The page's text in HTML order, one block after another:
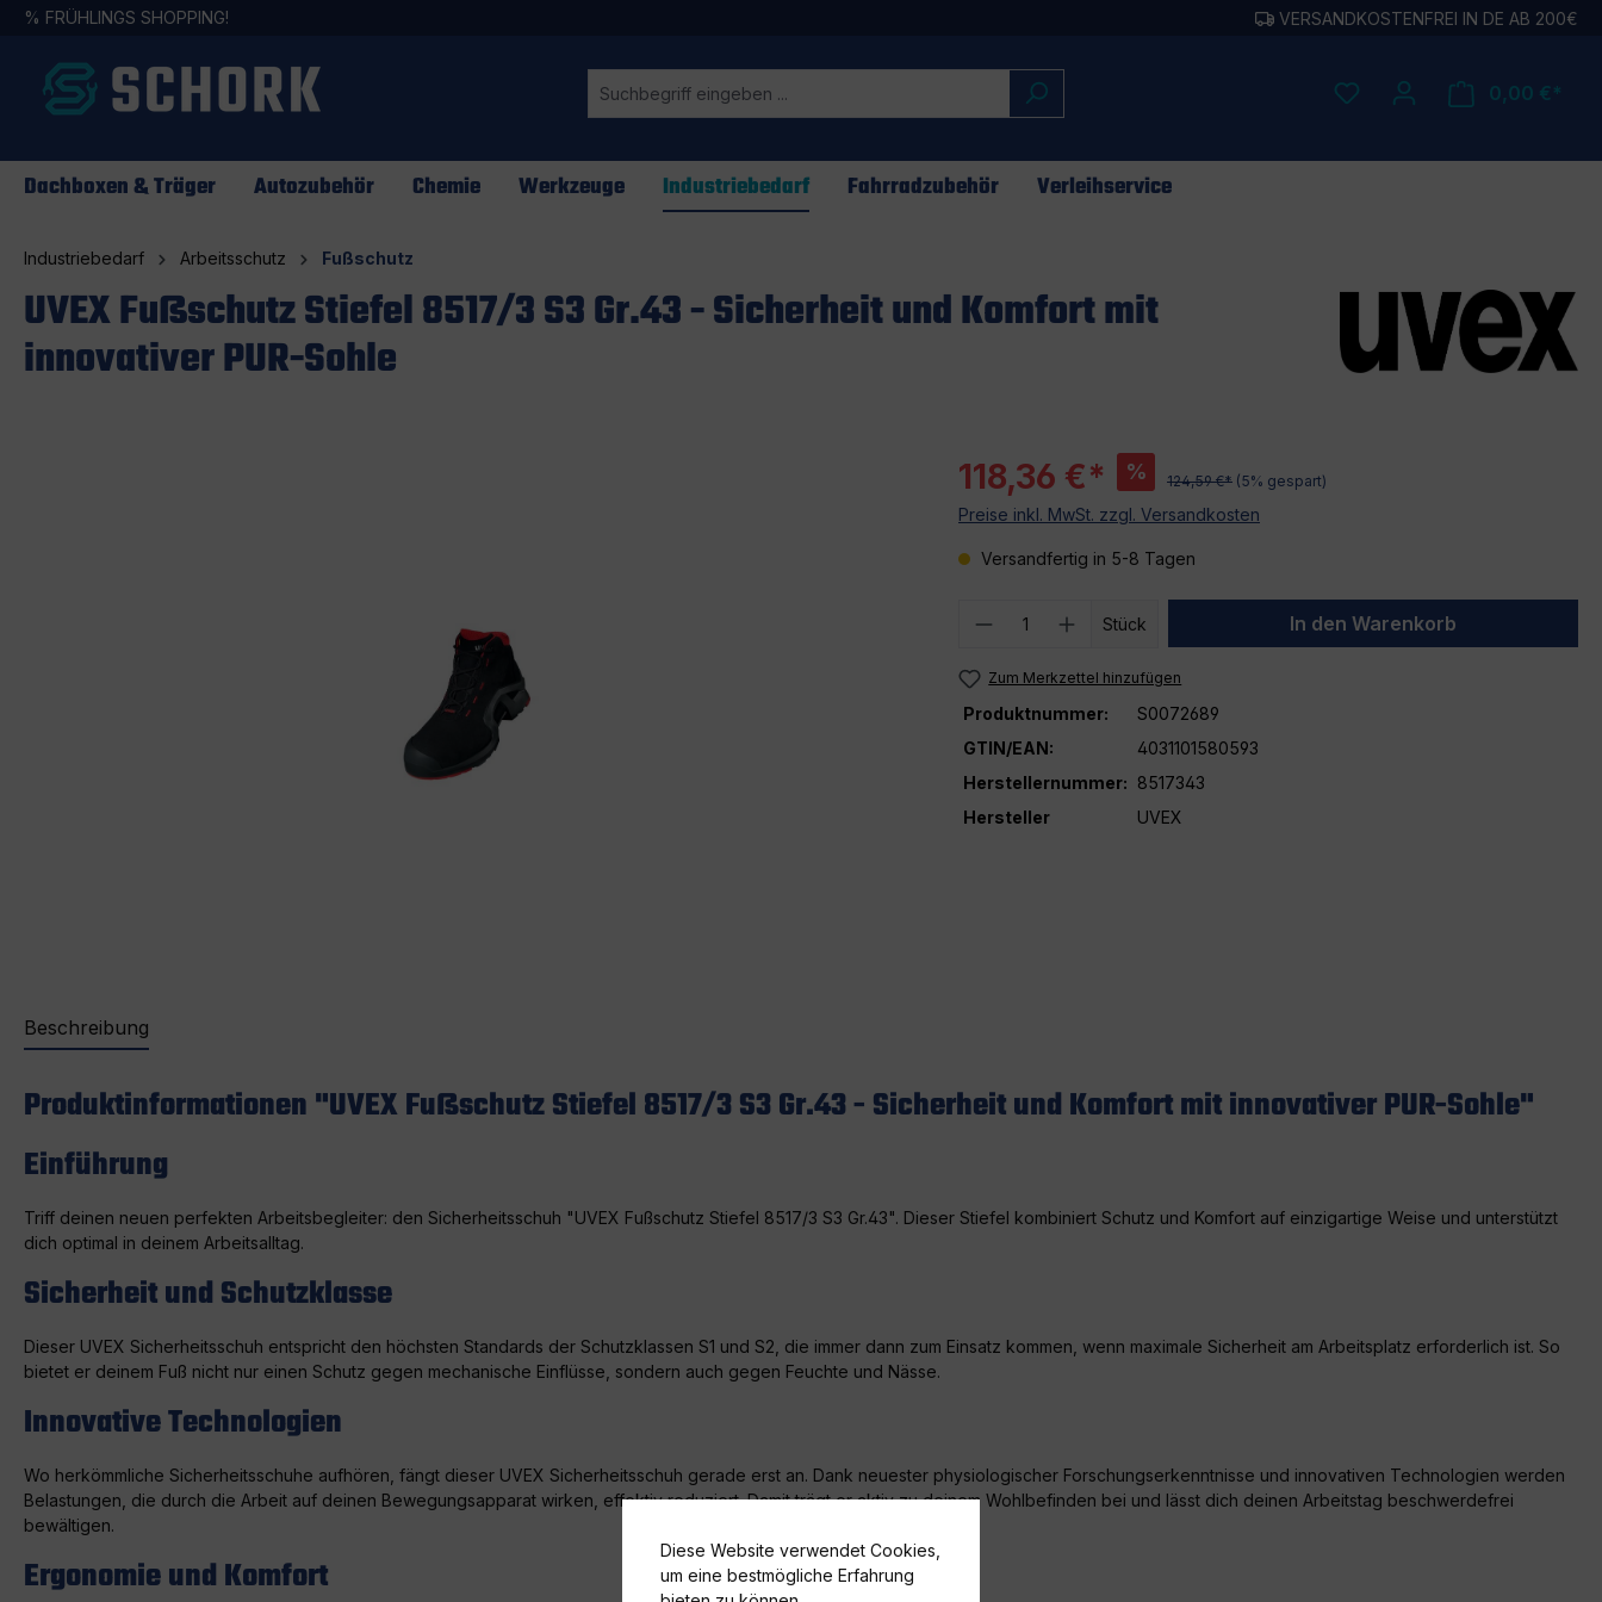
Zur Hauptnavigation springen
% FRÜHLINGS SHOPPING! VERSANDKOSTENFREI IN DE AB 200€
0,00 €*
Dachboxen & Träger Autozubehör Chemie Werkzeuge Industriebedarf Fahrradzubehör Verleihservice
Industriebedarf Arbeitsschutz Fußschutz
UVEX Fußschutz Stiefel 8517/3 S3 Gr.43 - Sicherheit und Komfort mit
innovativer PUR-Sohle
118,36 €* % 124,59 €* (5% gespart)
Preise inkl. MwSt. zzgl. Versandkosten
Versandfertig in 5-8 Tagen
Produkt Anzahl: Gib den gewünschten Wert
Stück In den Warenkorb
Zum Merkzettel hinzufügen
Produktnummer:
S0072689
GTIN/EAN:
4031101580593
Herstellernummer: 8517343
Hersteller
UVEX
Beschreibung
Produktinformationen "UVEX Fußschutz Stiefel 8517/3 S3 Gr.43 - Sicherheit und Komfort mit innovativer PUR-Sohle"
Einführung
Triff deinen neuen perfekten Arbeitsbegleiter: den Sicherheitsschuh "UVEX Fußschutz Stiefel 8517/3 S3 Gr.43". Dieser Stiefel kombiniert Schutz und Komfort auf einzigartige Weise und unterstützt
dich optimal in deinem Arbeitsalltag.
Sicherheit und Schutzklasse
Dieser UVEX Sicherheitsschuh entspricht den höchsten Standards der Schutzklassen S1 und S2, die immer dann zum Einsatz kommen, wenn maximale Sicherheit am Arbeitsplatz erforderlich ist. So
bietet er deinem Fuß nicht nur einen Schutz gegen mechanische Einflüsse, sondern auch gegen Feuchte und Nässe.
Innovative Technologien
Wo herkömmliche Sicherheitsschuhe aufhören, fängt dieser UVEX Sicherheitsschuh gerade erst an. Dank neuester physiologischer Forschungserkenntnisse und innovativen Technologien werden
Belastungen, die durch die Arbeit auf deinen Bewegungsapparat wirken, effektiv reduziert. Damit trägt er aktiv zu deinem Wohlbefinden bei und lässt dich deinen Arbeitstag beschwerdefrei
bewältigen.
Ergonomie und Komfort
Diese Website verwendet Cookies,
um eine bestmögliche Erfahrung